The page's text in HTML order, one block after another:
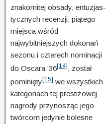
znakomitej obsady, entuzjas­
tycz­nych recenzji, piątego
miejsca wśród
najwybitniejszych dokonań
sezonu i czterech nominacji
do Osca­ra ‘36[14], został
pominięty[15] we wszystkich
kategoriach tej prestiżowej
nagrody przynosząc jego
twórcom jedynie bolesne